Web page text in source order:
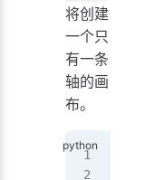
将创建
一个只
有一条
轴的画
布。